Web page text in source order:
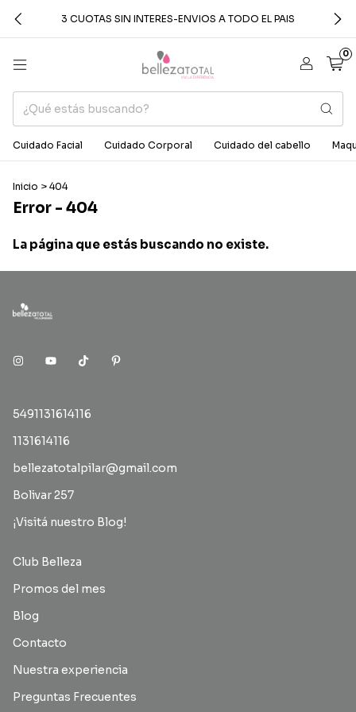
3 CUOTAS SIN INTERES-ENVIOS A TODO EL PAIS
0
Cuidado Facial Cuidado Corporal Cuidado del cabello
Inicio > 404
Error - 404
La página que estás buscando no existe.
5491131614116
1131614116
bellezatotalpilar@gmail.com
Bolivar 257
¡Visitá nuestro Blog!
Club Belleza
Promos del mes
Blog
Contacto
Nuestra experiencia
Preguntas Frecuentes